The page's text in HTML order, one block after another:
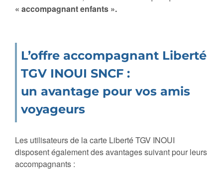
« accompagnant enfants ».
L’offre accompagnant Liberté
TGV INOUI SNCF :
un avantage pour vos amis
voyageurs
Les utilisateurs de la carte Liberté TGV INOUI
disposent également des avantages suivant pour leurs
accompagnants :